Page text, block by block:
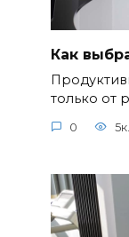
Как
только от
0 5к.